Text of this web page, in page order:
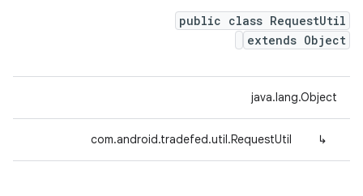
public class RequestUtil
extends Object
java.lang.Object
↳
com.android.tradefed.util.RequestUtil